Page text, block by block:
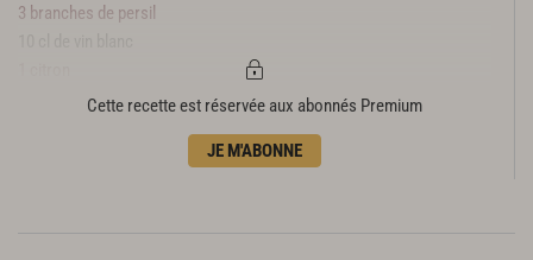
3 branches de persil
huile d’oliveCette recette est réservée aux abonnés Premium
JE M'ABONNE